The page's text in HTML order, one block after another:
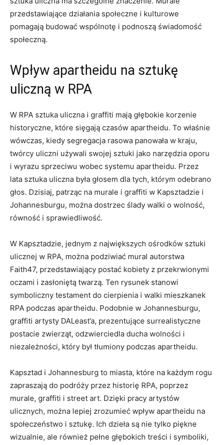
przedstawiające działania społeczne i kulturowe
pomagają budować wspólnotę i podnoszą świadomość
społeczną.
Wpływ apartheidu na sztukę
uliczną w RPA
W RPA sztuka uliczna i graffiti mają głębokie korzenie
historyczne, które sięgają czasów apartheidu. ‌To właśnie
wówczas, kiedy segregacja rasowa panowała w kraju,
twórcy uliczni używali swojej sztuki jako narzędzia oporu
i wyrazu ‌sprzeciwu wobec systemu apartheidu. Przez
lata sztuka uliczna była głosem dla tych, którym‌ odebrano
głos. Dzisiaj, patrząc na murale i graffiti w Kapsztadzie i
Johannesburgu, można dostrzec⁣ ślady walki o wolność,
równość⁣ i sprawiedliwość.
W⁣ Kapsztadzie, jednym z największych ośrodków sztuki
ulicznej w RPA, można podziwiać mural autorstwa
Faith47, przedstawiający‍ postać kobiety z przekrwionymi
oczami ‍i zasłoniętą twarzą. Ten rysunek stanowi
symboliczny testament do cierpienia i walki mieszkanek
RPA podczas apartheidu. Podobnie w Johannesburgu,
graffiti artysty DALeast’a, prezentujące surrealistyczne
postacie ​zwierząt, ​odzwierciedla ducha wolności ⁣i⁣
niezależności,⁤ który był tłumiony podczas⁢ apartheidu.
Kapsztad ⁤i Johannesburg to ‌miasta, które‌ na⁤ każdym rogu
zapraszają do podróży przez ⁤historię ​RPA, poprzez
murale,⁣ graffiti i street art. Dzięki pracy artystów
ulicznych, można lepiej zrozumieć wpływ apartheidu na
społeczeństwo i sztukę. Ich dzieła są nie tylko piękne
wizualnie, ale również pełne głębokich treści i symboliki,